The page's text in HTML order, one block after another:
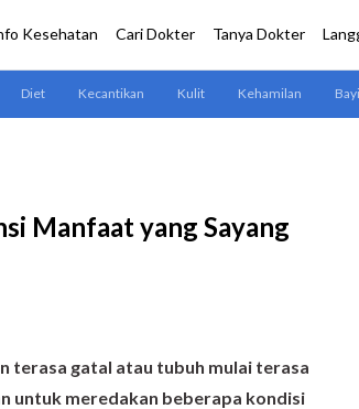
Manfaat yang Sayang
terasa gatal atau tubuh mulai terasa
untuk meredakan beberapa kondisi